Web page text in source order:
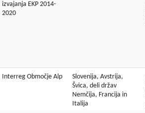
izvajanja EKP 2014-
2020
Interreg Območje Alp
Slovenija, Avstrija,
Švica, deli držav
Nemčija, Francija in
Italija